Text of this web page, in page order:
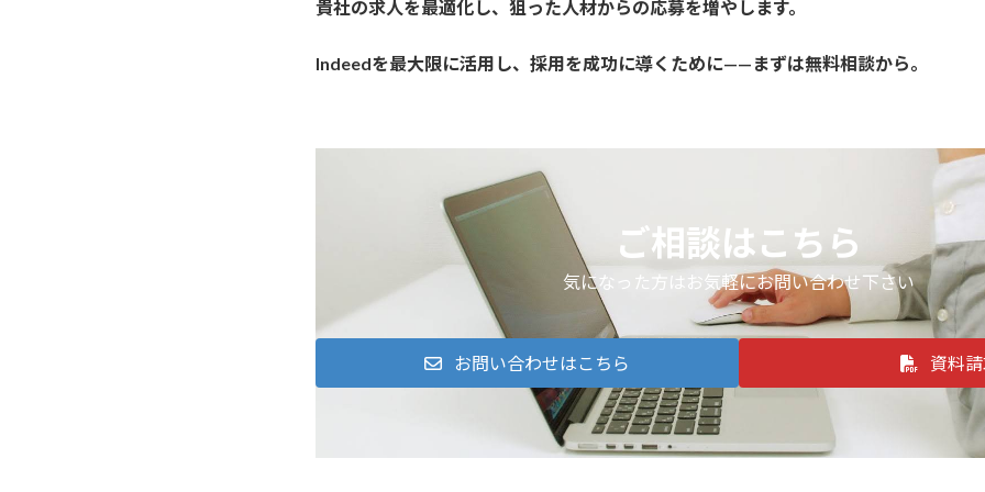
貴社の求人を最適化し、狙った人材からの応募を増やします。
Indeedを最大限に活用し、採用を成功に導くために——まずは無料相談から。
ご相談はこちら
気になった方はお気軽にお問い合わせ下さい
お問い合わせはこちら 資料